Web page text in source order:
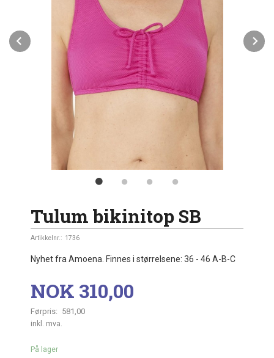
Prev
Tulum bikinitop SB
Artikkelnr.: 1736
Nyhet fra Amoena. Finnes i størrelsene: 36 - 46 A-B-C
Tilbud
NOK 310,00
Førpris: 581,00
Rabatt
inkl. mva.
På lager